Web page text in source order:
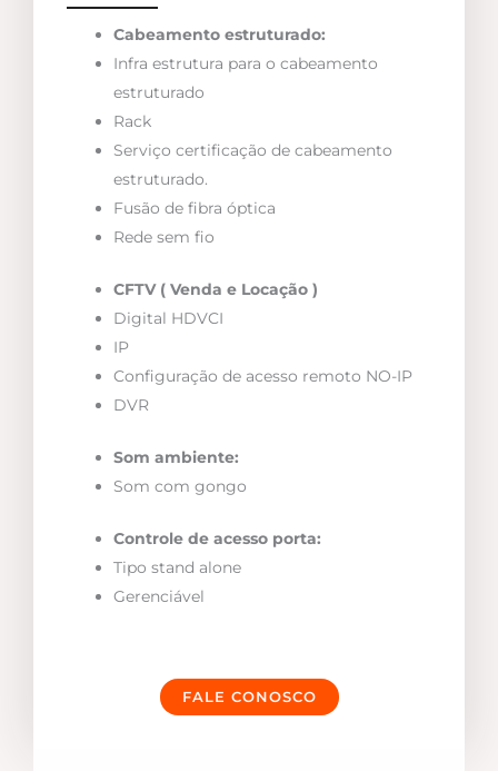
Cabeamento estruturado:
Infra estrutura para o cabeamento
estruturado
Rack
Serviço certificação de cabeamento
estruturado.
Fusão de fibra óptica
Rede sem fio
CFTV ( Venda e Locação )
Digital HDVCI
IP
Configuração de acesso remoto NO-IP
DVR
Som ambiente:
Som com gongo
Controle de acesso porta:
Tipo stand alone
Gerenciável
FALE CONOSCO